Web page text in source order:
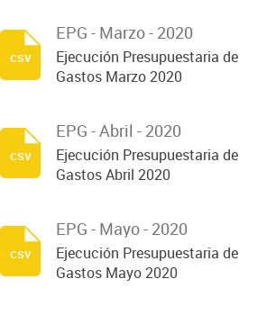
EPG - Marzo - 2020
Ejecución Presupuestaria de
Gastos Marzo 2020
csv
EPG - Abril - 2020
Ejecución Presupuestaria de
Gastos Abril 2020
csv
EPG - Mayo - 2020
Ejecución Presupuestaria de
Gastos Mayo 2020
csv